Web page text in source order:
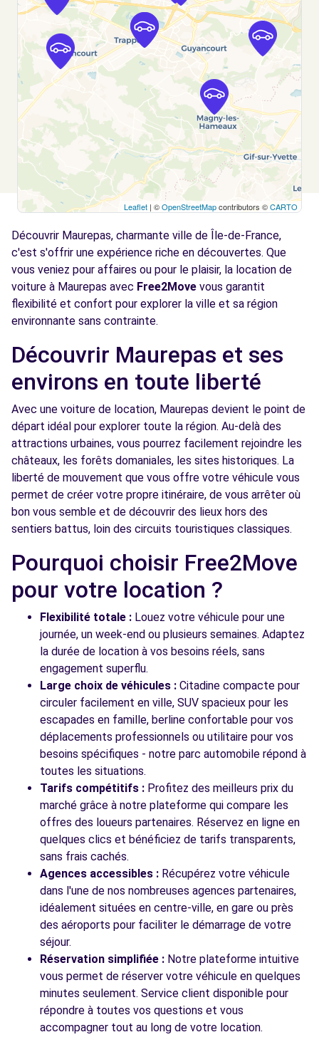
TRAPPES, 78190
Voir l'agence
Free2Move Rent - SERANE SERVICE MAURI
AUTOMOBILES - LES CLAYES-SOUS-BOIS (C)
8.0
km
4 RUE DES ENTREPRENEURS
LES CLAYES-SOUS-BOIS, 78340
Free2Move Rent - GARAGE DE L
8.3
2 AVENUE JEAN JAURES
BOIS-D ARCY, 78390
Voir l'agence
Free2move Rent - S&You - MONTIGNY-LE-
BRETONNEUX (P)
km
13 AVENUE AMPERE
Voir l'agence
Free2Move Rent - DAW - MAGNY-LES-
HAMEAUX (C)
10.6
km
2 RUE SALVADOR ALLENDE
MAGNY-LES-HAMEAUX, 78114
BUC (C)
km
641 AVENUE GUYNEMER
BUC, 78530
Voir l'agence
Leaflet | ©OpenStreetMapcontributors ©CARTO
Découvrir Maurepas, charmante ville de Île-de-France,
c'est s'offrir une expérience riche en découvertes. Que
vous veniez pour affaires ou pour le plaisir, la location de
voiture à Maurepas avec Free2Move vous garantit
flexibilité et confort pour explorer la ville et sa région
environnante sans contrainte.
Découvrir Maurepas et ses
environs en toute liberté
Avec une voiture de location, Maurepas devient le point de
départ idéal pour explorer toute la région. Au-delà des
attractions urbaines, vous pourrez facilement rejoindre les
châteaux, les forêts domaniales, les sites historiques. La
liberté de mouvement que vous offre votre véhicule vous
permet de créer votre propre itinéraire, de vous arrêter où
bon vous semble et de découvrir des lieux hors des
sentiers battus, loin des circuits touristiques classiques.
Pourquoi choisir Free2Move
pour votre location ?
Flexibilité totale : Louez votre véhicule pour une
journée, un week-end ou plusieurs semaines. Adaptez
la durée de location à vos besoins réels, sans
engagement superflu.
Large choix de véhicules : Citadine compacte pour
circuler facilement en ville, SUV spacieux pour les
escapades en famille, berline confortable pour vos
déplacements professionnels ou utilitaire pour vos
besoins spécifiques - notre parc automobile répond à
toutes les situations.
Tarifs compétitifs : Profitez des meilleurs prix du
marché grâce à notre plateforme qui compare les
offres des loueurs partenaires. Réservez en ligne en
quelques clics et bénéficiez de tarifs transparents,
sans frais cachés.
Agences accessibles : Récupérez votre véhicule
dans l'une de nos nombreuses agences partenaires,
idéalement situées en centre-ville, en gare ou près
des aéroports pour faciliter le démarrage de votre
séjour.
Réservation simplifiée : Notre plateforme intuitive
vous permet de réserver votre véhicule en quelques
minutes seulement. Service client disponible pour
répondre à toutes vos questions et vous
accompagner tout au long de votre location.